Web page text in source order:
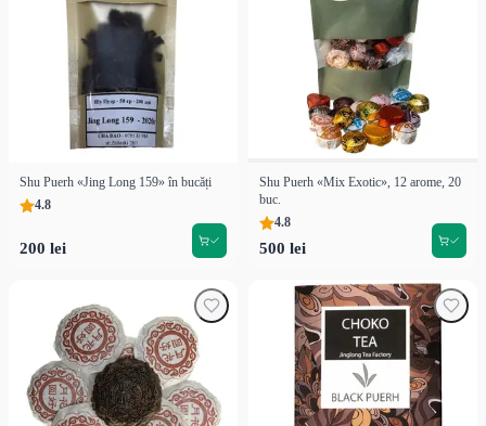
Shu Puerh «Jing Long 159» în bucăți
4.8
200 lei
Shu Puerh «Mix Exotic», 12 arome, 20
buc.
4.8
500 lei